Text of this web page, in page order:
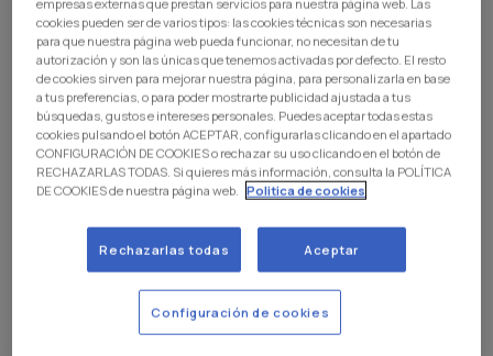
de liga disputada en el Anexo Jesús Polo. El conjunto
visitante se adelantaba en el marcador en el minuto 62
tras una acción de fortuna, pero Adriana con un
fantástica lanzamiento de falta lograba empatar el
partido.
El equipo se sitúa en sexta posición con 16 puntos a tres
puntos del segundo clasificado.
C.D. Electrocor Las Rozas C.F. el domingo 23 de
noviembre a las 11:45 horas.
cookies pueden ser de varios tipos: las cookies técnicas son necesarias
para que nuestra página web pueda funcionar, no necesitan de tu
autorización y son las únicas que tenemos activadas por defecto. El resto
de cookies sirven para mejorar nuestra página, para personalizarla en base
a tus preferencias, o para poder mostrarte publicidad ajustada a tus
búsquedas, gustos e intereses personales. Puedes aceptar todas estas
cookies pulsando el botón ACEPTAR, configurarlas clicando en el apartado
CONFIGURACIÓN DE COOKIES o rechazar su uso clicando en el botón de
RECHAZARLAS TODAS. Si quieres más información, consulta la POLÍTICA
DE COOKIES de nuestra página web. Politica de cookies
Rechazarlas todas Aceptar
Configuración de cookies